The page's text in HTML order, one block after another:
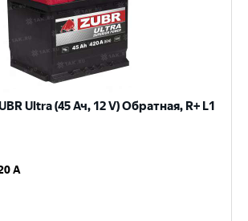
Ultra (45 Ач, 12 V) Обратная, R+ L1
A